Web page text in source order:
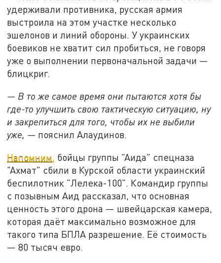
удерживали противника, русская армия
выстроила на этом участке несколько
эшелонов и линий обороны. У украинских
боевиков не хватит сил пробиться, не говоря
уже о выполнении первоначальной задачи —
блицкриг.
— В то же самое время они пытаются хотя бы
где-то улучшить свою тактическую ситуацию, ну
и закрепиться для того, чтобы их не выбили
уже, — пояснил Алаудинов.
Напомним, бойцы группы "Аида" спецназа
"Ахмат" сбили в Курской области украинский
беспилотник "Лелека-100". Командир группы
с позывным Аид рассказал, что основная
ценность этого дрона — швейцарская камера,
которая даёт максимально возможное для
такого типа БПЛА разрешение. Её стоимость
— 80 тысяч евро.